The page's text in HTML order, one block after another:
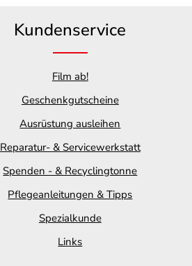
Kundenservice
Film ab!
Geschenkgutscheine
Ausrüstung ausleihen
Reparatur- & Servicewerkstatt
Spenden - & Recyclingtonne
Pflegeanleitungen & Tipps
Spezialkunde
Links